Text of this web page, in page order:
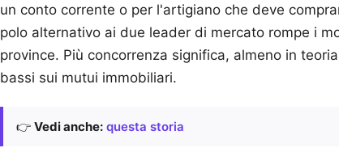
un conto corrente o per l'artigiano che deve
polo alternativo ai due leader di mercato rompe i
province. Più concorrenza significa, almeno in
bassi sui mutui immobiliari.
👉 Vedi anche: questa storia